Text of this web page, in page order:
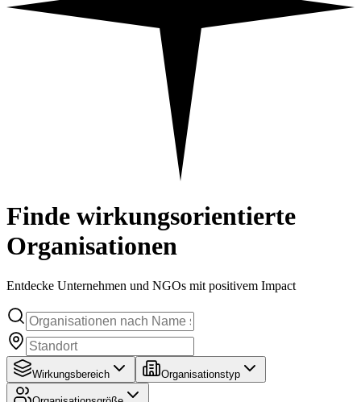
Finde wirkungsorientierte
Organisationen
Entdecke Unternehmen und NGOs mit positivem Impact
Wirkungsbereich Organisationstyp